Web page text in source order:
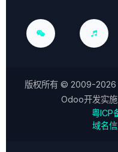
版权所有 © 2009-2026
Odoo开发实施
粤ICP
域名